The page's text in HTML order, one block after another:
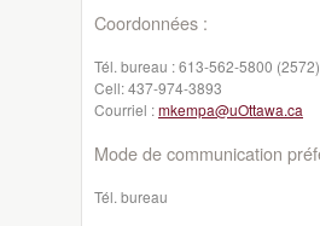
Coordonnées :
Tél. bureau :613-562-5800 (2572)
Cell:437-974-3893
Courriel :mkempa@uOttawa.ca
Mode de communication
Tél. bureau